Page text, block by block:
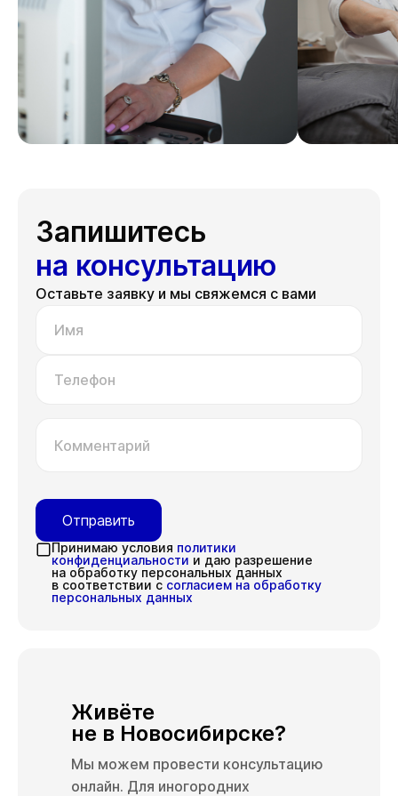
Запишитесь
на консультацию
Оставьте заявку и мы свяжемся с вами
Имя
Телефон
Комментарий
Принимаю условия политики
конфиденциальности и даю разрешение
на обработку персональных данных
в соответствии с согласием на обработку
персональных данных
Отправить
Живёте
не в Новосибирске?
Мы можем провести консультацию
онлайн. Для иногородних